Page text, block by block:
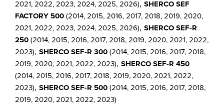
2021, 2022, 2023, 2024, 2025, 2026), SHERCO SEF
FACTORY 500(2014, 2015, 2016, 2017, 2018, 2019, 2020,
2021, 2022, 2023, 2024, 2025, 2026), SHERCO SEF-R
250(2014, 2015, 2016, 2017, 2018, 2019, 2020, 2021, 2022,
2023), SHERCO SEF-R 300(2014, 2015, 2016, 2017, 2018,
2019, 2020, 2021, 2022, 2023), SHERCO SEF-R 450
(2014, 2015, 2016, 2017, 2018, 2019, 2020, 2021, 2022,
2023), SHERCO SEF-R 500(2014, 2015, 2016, 2017, 2018,
2019, 2020, 2021, 2022, 2023)